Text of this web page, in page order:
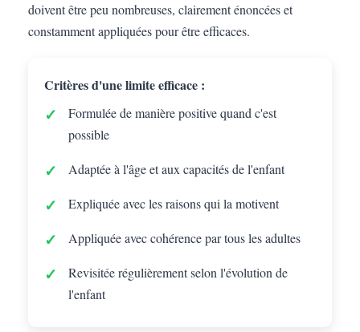
doivent être peu nombreuses, clairement énoncées et
constamment appliquées pour être efficaces.
Critères d'une limite efficace :
Formulée de manière positive quand c'est
possible
Adaptée à l'âge et aux capacités de l'enfant
Expliquée avec les raisons qui la motivent
Appliquée avec cohérence par tous les adultes
Revisitée régulièrement selon l'évolution de
l'enfant